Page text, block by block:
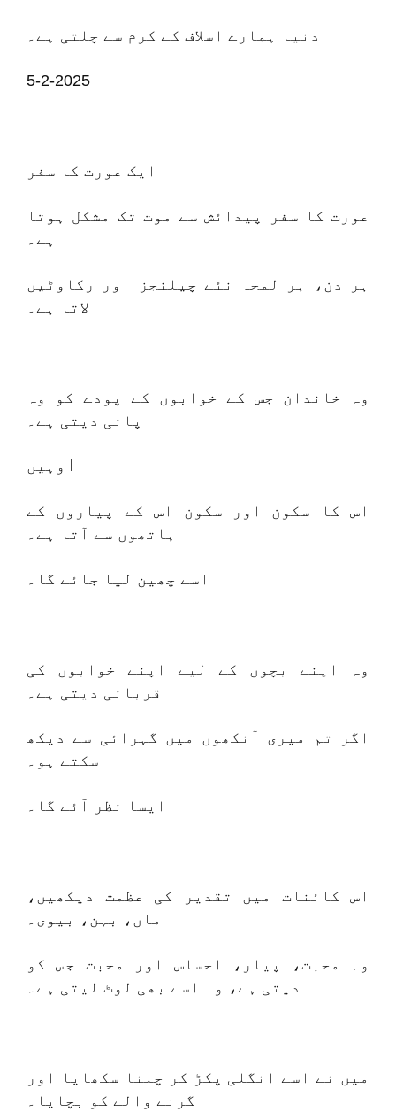
دنیا ہمارے اسلاف کے کرم سے چلتی ہے۔
5-2-2025
ایک عورت کا سفر
عورت کا سفر پیدائش سے موت تک مشکل ہوتا
ہے۔
ہر دن، ہر لمحہ نئے چیلنجز اور رکاوٹیں
لاتا ہے۔
وہ خاندان جس کے خوابوں کے پودے کو وہ
پانی دیتی ہے۔
اس کا سکون اور سکون اس کے پیاروں کے
ہاتھوں سے آتا ہے۔
اسے چھین لیا جائے گا۔
وہ اپنے بچوں کے لیے اپنے خوابوں کی
قربانی دیتی ہے۔
اگر تم میری آنکھوں میں گہرائی سے دیکھ
سکتے ہو۔
ایسا نظر آئے گا۔
اس کائنات میں تقدیر کی عظمت دیکھیں،
ماں، بہن، بیوی۔
وہ محبت، پیار، احساس اور محبت جس کو
دیتی ہے، وہ اسے بھی لوٹ لیتی ہے۔
میں نے اسے انگلی پکڑ کر چلنا سکھایا اور
گرنے والے کو بچایا۔